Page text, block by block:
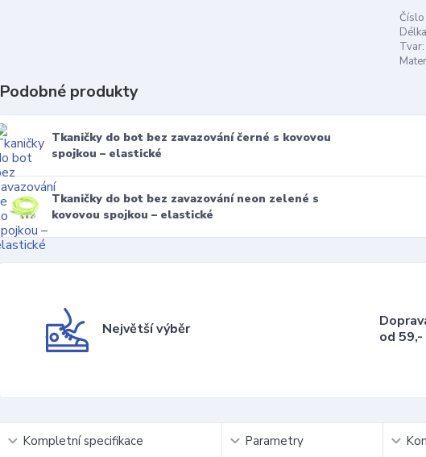
Tvar:
Podobné produkty
Tkaničky do bot bez zavazování černé s kovovou
spojkou – elastické
Tkaničky do bot bez zavazování neon zelené s
kovovou spojkou – elastické
Největší výběr
od 59,-
Kompletní specifikace Parametry